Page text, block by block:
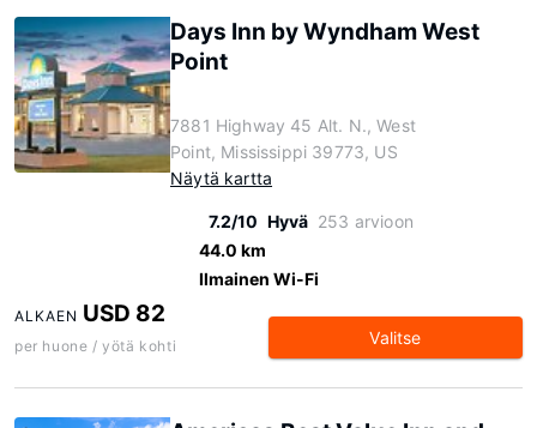
Days Inn by Wyndham West
Point
7881 Highway 45 Alt. N., West
Point, Mississippi 39773, US
Näytä kartta
7.2/10 Hyvä 253 arvioon
44.0 km
Ilmainen Wi-Fi
ALKAEN USD 82
per huone / yötä kohti Valitse